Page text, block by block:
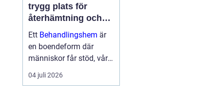
trygg plats för
återhämtning och
förändring
Ett Behandlingshem är
en boendeform där
människor får stöd, vård
och struktur under en
period i livet när det
04 juli 2026